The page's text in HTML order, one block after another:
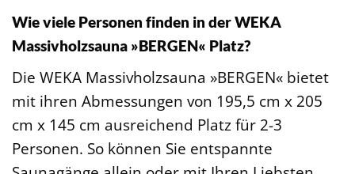
Wie viele Personen finden in der WEKA
Massivholzsauna »BERGEN« Platz?
Die WEKA Massivholzsauna »BERGEN« bietet
mit ihren Abmessungen von 195,5 cm x 205
cm x 145 cm ausreichend Platz für 2-3
Personen. So können Sie entspannte